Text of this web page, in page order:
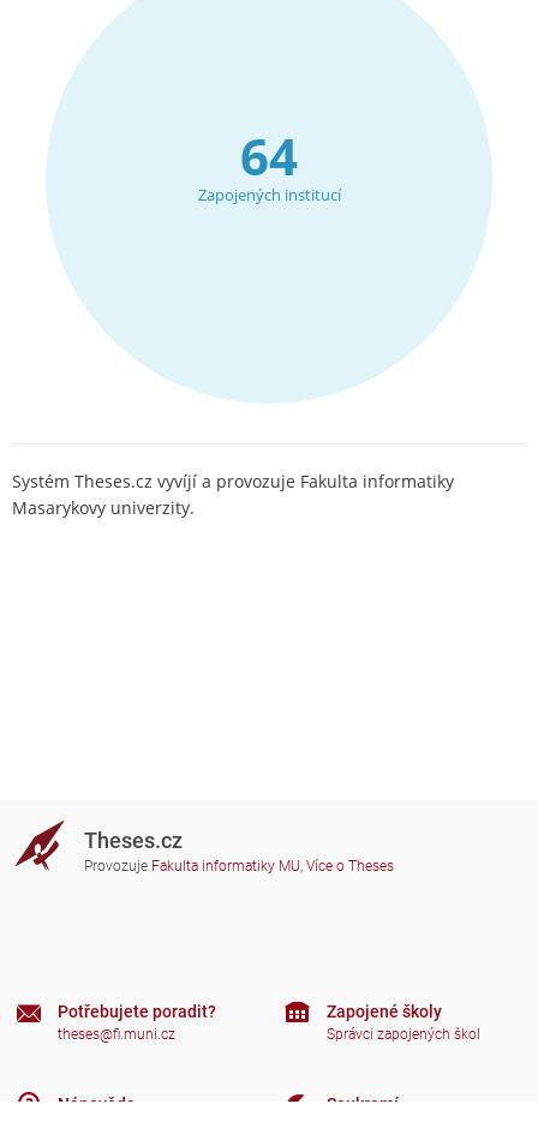
64
Zapojených institucí
Systém Theses.cz vyvíjí a provozuje Fakulta informatiky
Masarykovy univerzity.
Theses.cz
Provozuje Fakulta informatiky MU, Více o Theses
Potřebujete poradit?
theses@fi.muni.cz
Nápověda
Zapojené školy
Správci zapojených škol
Soukromí